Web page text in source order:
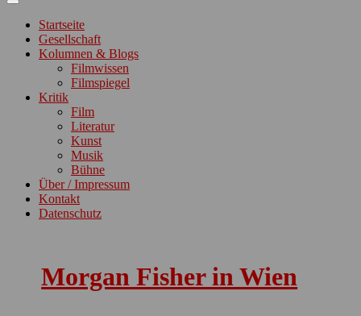
Suchfeld
ein-/ausblenden
Startseite
Gesellschaft
Kolumnen & Blogs
Filmwissen
Filmspiegel
Kritik
Film
Literatur
Kunst
Musik
Bühne
Über / Impressum
Kontakt
Datenschutz
Morgan Fisher in Wien